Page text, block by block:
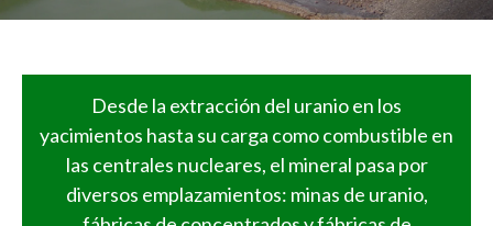
Desde la extracción del uranio en los
yacimientos hasta su carga como combustible en
las centrales nucleares, el mineral pasa por
diversos emplazamientos: minas de uranio,